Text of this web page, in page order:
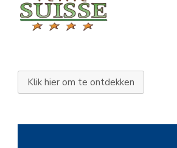
Klik hier om te ontdekken